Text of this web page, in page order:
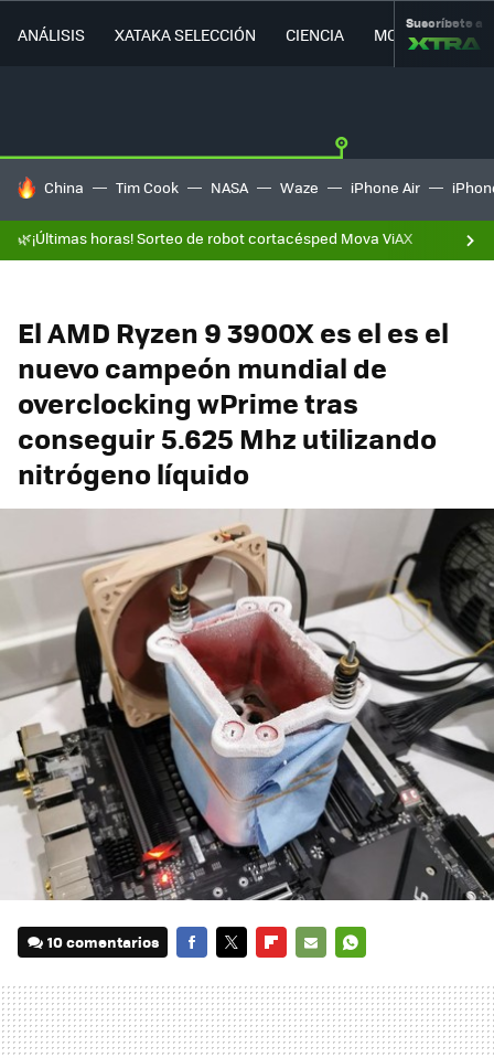
ANÁLISIS XATAKA SELECCIÓN CIENCIA MOVILIDAD
Suscríbete a
HOY SE HABLA DE
China Tim Cook NASA Waze iPhone Air
🌿¡Últimas horas! Sorteo de robot cortacésped Mova ViAX
El AMD Ryzen 9 3900X es el es el
nuevo campeón mundial de
overclocking wPrime tras
conseguir 5.625 Mhz utilizando
nitrógeno líquido
10 comentarios
MAIL